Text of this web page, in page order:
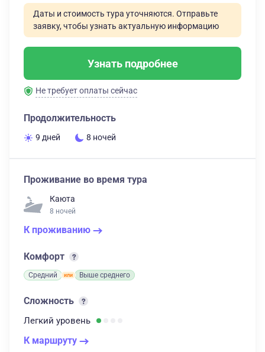
Даты и стоимость тура уточняются. Отправьте
заявку, чтобы узнать актуальную информацию
Узнать подробнее
Не требует оплаты сейчас
Продолжительность
9 дней 8 ночей
Проживание во время тура
Каюта
8 ночей
К проживанию
Комфорт
Средний Выше среднего
Сложность
Легкий уровень
К маршруту